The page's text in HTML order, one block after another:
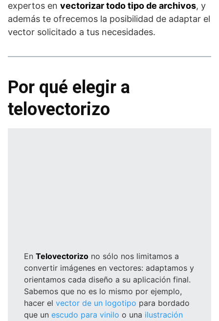
expertos en vectorizar todo tipo de archivos, y
además te ofrecemos la posibilidad de adaptar el
vector solicitado a tus necesidades.
Por qué elegir a
telovectorizo
EnTelovectorizo no sólo nos limitamos a
convertir imágenes en vectores: adaptamos y
orientamos cada diseño a su aplicación final.
Sabemos que no es lo mismo por ejemplo,
hacer elvector de un logotipo para bordado
que unescudo para vinilo o una ilustración